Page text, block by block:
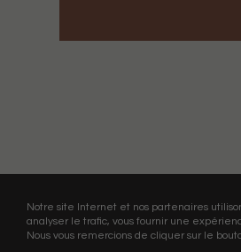
Notre site Internet et nos partenaires
analyser le trafic, vous fournir une
Nous vous remercions de cliquer sur le